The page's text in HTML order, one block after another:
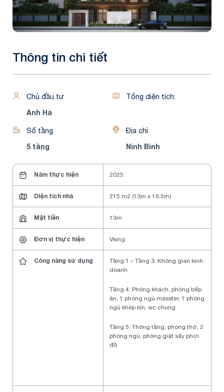
Thông tin chi tiết
Chủ đầu tư
Anh Hà
Tổng diện tích:
Số tầng
5 tầng
Địa chỉ
Ninh Bình
Năm thực hiện 2025
Diện tích nhà 215 m2 (13m x 16.5m)
Mặt tiền 13m
Đơn vị thực hiện Vking
Công năng sử dụng
Tầng 1 – Tầng 3: Không gian kinh
doanh
Tầng 4: Phòng khách, phòng bếp
ăn, 1 phòng ngủ masster, 1 phòng
ngủ khép kín, wc chung
Tầng 5: Thông tầng, phòng thờ, 2
phòng ngủ, phòng giặt sấy phơi
đồ